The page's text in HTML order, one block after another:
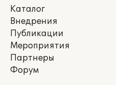
Каталог
Внедрения
Публикации
Мероприятия
Партнеры
Форум